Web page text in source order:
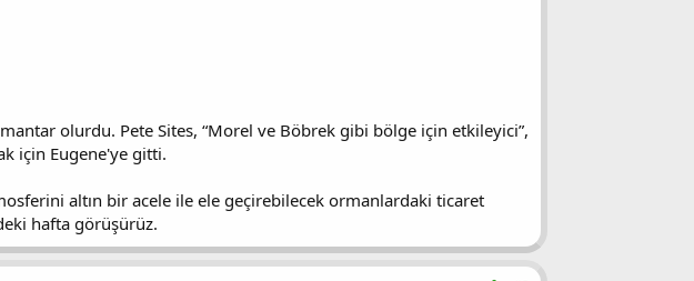
olurdu. Pete Sites, “Morel ve Böbrek gibi bölge için etkileyici”,
için Eugene'ye gitti.
altın bir acele ile ele geçirebilecek ormanlardaki ticaret
hafta görüşürüz.